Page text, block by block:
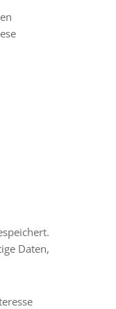
Daten,